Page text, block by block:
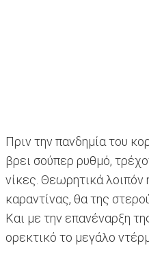
Πριν την πανδημία του
βρει σούπερ ρυθμό,
νίκες. Θεωρητικά λοιπόν
καραντίνας, θα της
Και με την επανέναρξη
ορεκτικό το μεγάλο